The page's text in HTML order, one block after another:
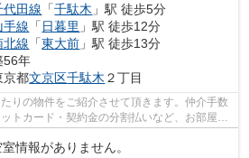
代田線 「千駄木 」駅 徒歩5分
手線 「日暮里 」駅 徒歩12分
北線 「東大前 」駅 徒歩13分
56年
京都文京区千駄木 ２丁目
りの物件をご紹介させて頂きます。仲介手数
トカード・契約金の分割払いなど、お部屋探
情報がありません。